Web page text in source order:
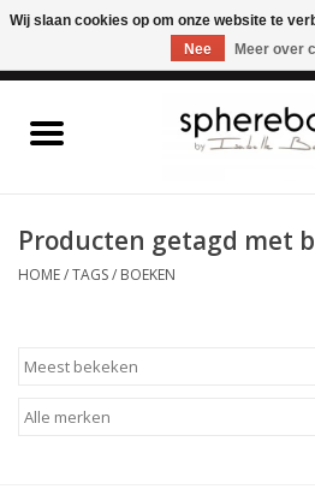
Home
MEUBELEN
CADEAUBON
Producten getagd met
HOME/TAGS/ BOEKEN
Wij slaan cookies op om onze website te
Nee
Meer over
ONLINE WINKEL VOOR